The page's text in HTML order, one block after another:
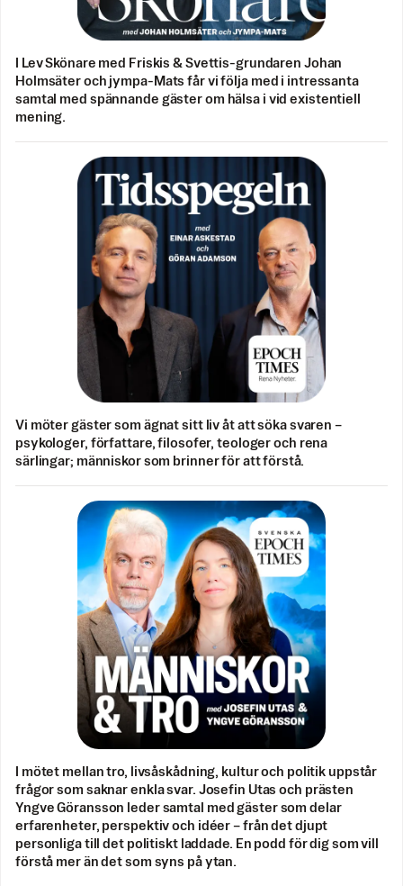
I Lev Skönare med Friskis & Svettis-grundaren Johan
Holmsäter och jympa-Mats får vi följa med i intressanta
samtal med spännande gäster om hälsa i vid existentiell
mening.
Vi möter gäster som ägnat sitt liv åt att söka svaren –
psykologer, författare, filosofer, teologer och rena
särlingar; människor som brinner för att förstå.
I mötet mellan tro, livsåskådning, kultur och politik uppstår
frågor som saknar enkla svar. Josefin Utas och prästen
Yngve Göransson leder samtal med gäster som delar
erfarenheter, perspektiv och idéer – från det djupt
personliga till det politiskt laddade. En podd för dig som vill
förstå mer än det som syns på ytan.